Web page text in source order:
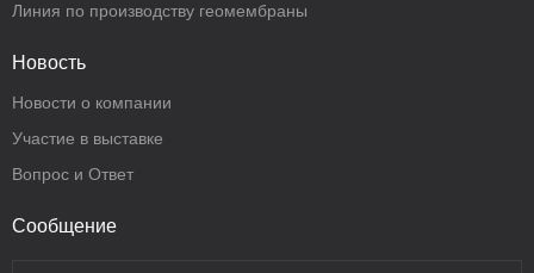
Линия по производству геомембраны
Новость
Новости о компании
Участие в выставке
Вопрос и Ответ
Сообщение